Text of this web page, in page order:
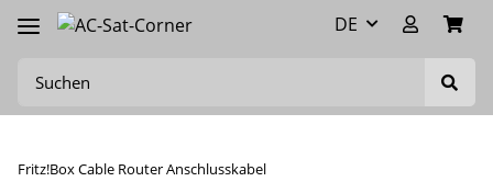
DE
Fritz!Box Cable Router Anschlusskabel